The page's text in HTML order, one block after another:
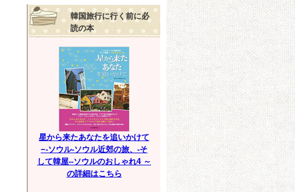
韓国旅行に行く前に必
読の本
星から来たあなたを追いかけて
−-ソウル-ソウル近郊の旅、-そ
して韓屋--ソウルのおしゃれ4 ～
の詳細はこちら